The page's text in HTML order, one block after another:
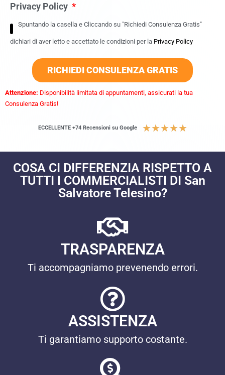
Privacy Policy
Spuntando la casella e Cliccando su "Richiedi Consulenza Gratis"
dichiari di aver letto e accettato le condizioni per la Privacy Policy
RICHIEDI CONSULENZA GRATIS
Attenzione: Disponibilità limitata di appuntamenti, assicurati la tua
Consulenza Gratis!
ECCELLENTE +74 Recensioni su Google ★★★★★
COSA CI DIFFERENZIA RISPETTO A
TUTTI I COMMERCIALISTI DI San
Salvatore Telesino?
TRASPARENZA
Ti accompagniamo prevenendo errori.
ASSISTENZA
Ti garantiamo supporto costante.